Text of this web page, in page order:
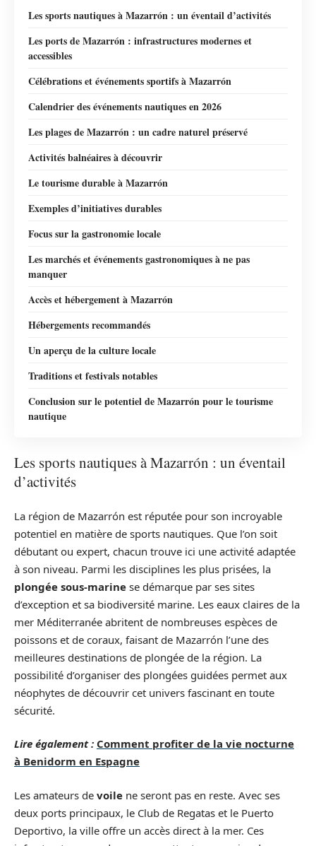
Les sports nautiques à Mazarrón : un éventail d’activités
Les ports de Mazarrón : infrastructures modernes et
accessibles
Célébrations et événements sportifs à Mazarrón
Calendrier des événements nautiques en 2026
Les plages de Mazarrón : un cadre naturel préservé
Activités balnéaires à découvrir
Le tourisme durable à Mazarrón
Exemples d’initiatives durables
Focus sur la gastronomie locale
Les marchés et événements gastronomiques à ne pas
manquer
Accès et hébergement à Mazarrón
Hébergements recommandés
Un aperçu de la culture locale
Traditions et festivals notables
Conclusion sur le potentiel de Mazarrón pour le tourisme
nautique
Les sports nautiques à Mazarrón : un éventail
d’activités
La région de Mazarrón est réputée pour son incroyable
potentiel en matière de sports nautiques. Que l’on soit
débutant ou expert, chacun trouve ici une activité adaptée
à son niveau. Parmi les disciplines les plus prisées, la
plongée sous-marine se démarque par ses sites
d’exception et sa biodiversité marine. Les eaux claires de la
mer Méditerranée abritent de nombreuses espèces de
poissons et de coraux, faisant de Mazarrón l’une des
meilleures destinations de plongée de la région. La
possibilité d’organiser des plongées guidées permet aux
néophytes de découvrir cet univers fascinant en toute
sécurité.
Lire également : Comment profiter de la vie nocturne
à Benidorm en Espagne
Les amateurs de voile ne seront pas en reste. Avec ses
deux ports principaux, le Club de Regatas et le Puerto
Deportivo, la ville offre un accès direct à la mer. Ces